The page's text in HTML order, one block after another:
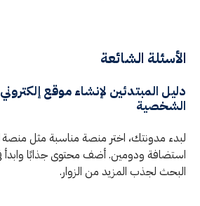
الأسئلة الشائعة
دليل المبتدئين لإنشاء موقع
الشخصية
لبدء مدونتك، اختر منصة مناسبة مثل
استضافة ودومين. أضف محتوى جذابًا وابدأ
البحث لجذب المزيد من الزوار.